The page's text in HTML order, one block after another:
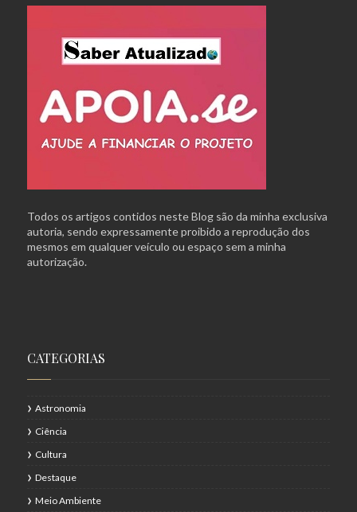
Todos os artigos contidos neste Blog são da minha exclusiva
autoria, sendo expressamente proibido a reprodução dos
mesmos em qualquer veículo ou espaço sem a minha
autorização.
CATEGORIAS
Astronomia
Ciência
Cultura
Destaque
Meio Ambiente